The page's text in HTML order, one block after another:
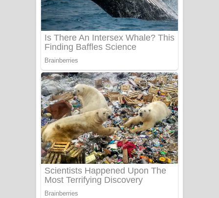
Heavy Weight Song Lyrics
Aye Lanweela Song Lyrics - ආයේ
ලංවීලා ගීතයේ පද පෙළ
Ala purannata Song Lyrics - ආල
පුරන්නට ගීතයේ පද පෙළ
FEVER DREAM Lyrics - Alex Warren
BTS : Hooligan Lyrics
Apa Hamuwee Song Lyrics - අප හමුවී
ගීතයේ පද පෙළ